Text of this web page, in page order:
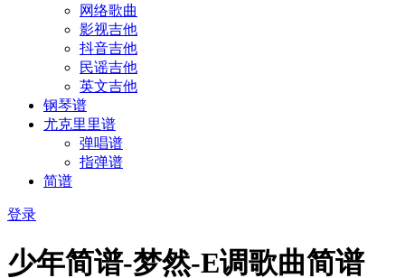
网络歌曲
影视吉他
抖音吉他
民谣吉他
英文吉他
钢琴谱
尤克里里谱
弹唱谱
指弹谱
简谱
登录
少年简谱-梦然-E调歌曲简谱